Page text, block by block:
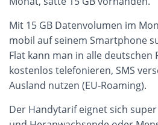
Mit 15 GB Datenvolumen im
mobil auf seinem Smartphone
Flat kann man in alle deutschen
kostenlos telefonieren, SMS
Ausland nutzen (EU-Roaming).
Der Handytarif eignet sich